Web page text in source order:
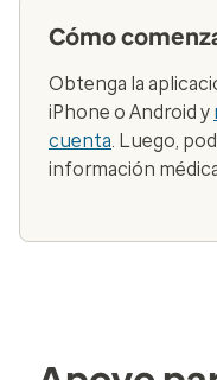
Cómo
Obtenga la
iPhone o Android y
cuenta. Luego,
información